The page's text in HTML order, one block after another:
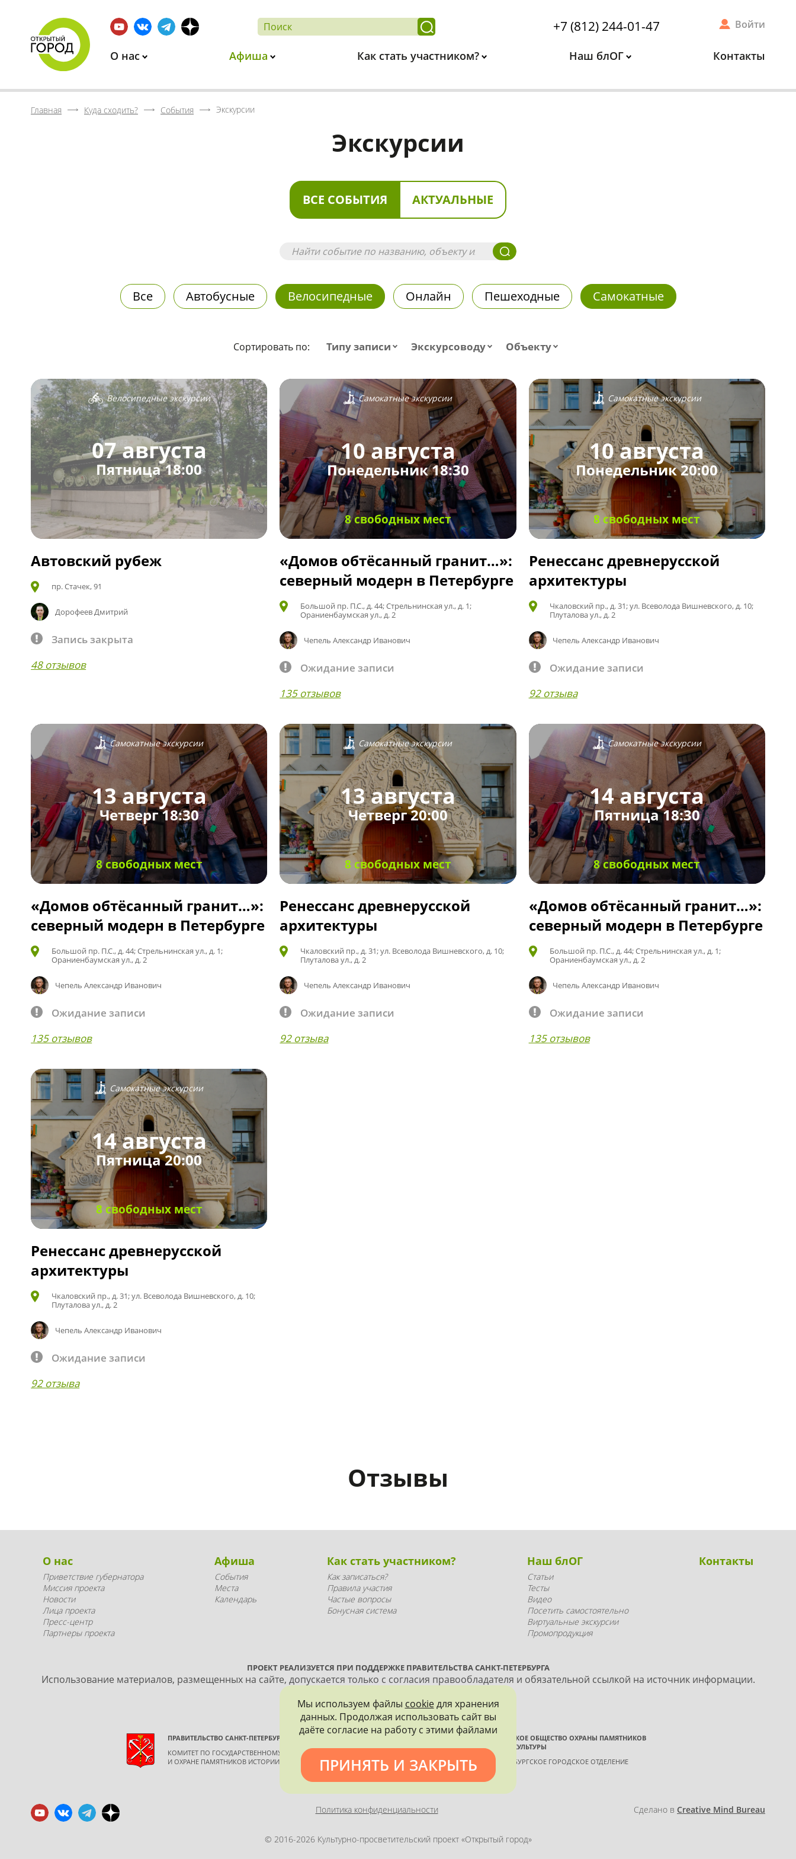
+7 (812) 244-01-47 Войти
О нас Афиша Как стать участником? Наш блОГ Контакты
Главная Куда сходить? События Экскурсии
Экскурсии
ВСЕ СОБЫТИЯ АКТУАЛЬНЫЕ
Все Автобусные Велосипедные Онлайн Пешеходные Самокатные
Сортировать по: Типу записи Экскурсоводу Объекту
Велосипедные экскурсии
07 августа
Пятница 18:00
Автовский рубеж
пр. Стачек, 91
Дорофеев Дмитрий
Запись закрыта
48 отзывов
Самокатные экскурсии
10 августа
Понедельник 18:30
8 свободных мест
«Домов обтёсанный гранит…»:
северный модерн в Петербурге
Большой пр. П.С., д. 44; Стрельнинская ул., д. 1;
Ораниенбаумская ул., д. 2
Чепель Александр Иванович
Ожидание записи
135 отзывов
Самокатные экскурсии
10 августа
Понедельник 20:00
8 свободных мест
Ренессанс древнерусской
архитектуры
Чкаловский пр., д. 31; ул. Всеволода Вишневского, д. 10;
Плуталова ул., д. 2
Чепель Александр Иванович
Ожидание записи
92 отзыва
Самокатные экскурсии
13 августа
Четверг 18:30
8 свободных мест
«Домов обтёсанный гранит…»:
северный модерн в Петербурге
Большой пр. П.С., д. 44; Стрельнинская ул., д. 1;
Ораниенбаумская ул., д. 2
Чепель Александр Иванович
Ожидание записи
135 отзывов
Самокатные экскурсии
13 августа
Четверг 20:00
8 свободных мест
Ренессанс древнерусской
архитектуры
Чкаловский пр., д. 31; ул. Всеволода Вишневского, д. 10;
Плуталова ул., д. 2
Чепель Александр Иванович
Ожидание записи
92 отзыва
Самокатные экскурсии
14 августа
Пятница 18:30
8 свободных мест
«Домов обтёсанный гранит…»:
северный модерн в Петербурге
Большой пр. П.С., д. 44; Стрельнинская ул., д. 1;
Ораниенбаумская ул., д. 2
Чепель Александр Иванович
Ожидание записи
135 отзывов
Самокатные экскурсии
14 августа
Пятница 20:00
8 свободных мест
Ренессанс древнерусской
архитектуры
Чкаловский пр., д. 31; ул. Всеволода Вишневского, д. 10;
Плуталова ул., д. 2
Чепель Александр Иванович
Ожидание записи
92 отзыва
Отзывы
О нас
Приветствие губернатора
Миссия проекта
Новости
Лица проекта
Пресс-центр
Партнеры проекта
Афиша
События
Места
Календарь
Как стать участником?
Как записаться?
Правила участия
Частые вопросы
Бонусная система
Наш блОГ
Статьи
Тесты
Видео
Посетить самостоятельно
Виртуальные экскурсии
Промопродукция
Контакты
ПРОЕКТ РЕАЛИЗУЕТСЯ ПРИ ПОДДЕРЖКЕ ПРАВИТЕЛЬСТВА САНКТ-ПЕТЕРБУРГА
Использование материалов, размещенных на сайте, допускается только с согласия правообладателя и обязательной ссылкой на источник информации.
ПРАВИТЕЛЬСТВО САНКТ-ПЕТЕРБУРГА
КОМИТЕТ ПО ГОСУДАРСТВЕННОМУ КОНТРОЛЮ, ИСПОЛЬЗОВАНИЮ
И ОХРАНЕ ПАМЯТНИКОВ ИСТОРИИ И КУЛЬТУРЫ
ВСЕРОССИЙСКОЕ ОБЩЕСТВО ОХРАНЫ ПАМЯТНИКОВ
ИСТОРИИ И КУЛЬТУРЫ
САНКТ-ПЕТЕРБУРГСКОЕ ГОРОДСКОЕ ОТДЕЛЕНИЕ
Политика конфиденциальности Сделано в Creative Mind Bureau
© 2016-2026 Культурно-просветительский проект «Открытый город»
Мы используем файлы cookieдля хранения
данных. Продолжая использовать сайт вы
даёте согласие на работу с этими файлами
ПРИНЯТЬ И ЗАКРЫТЬ